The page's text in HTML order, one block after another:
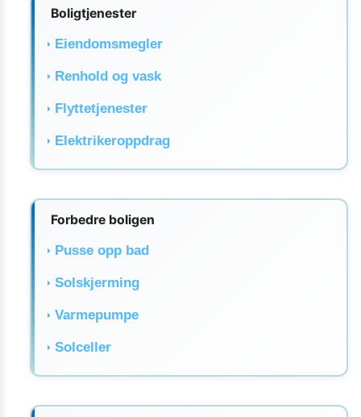
Boligtjenester
Eiendomsmegler
Renhold og vask
Flyttetjenester
Elektrikeroppdrag
Forbedre boligen
Pusse opp bad
Solskjerming
Varmepumpe
Solceller